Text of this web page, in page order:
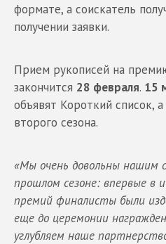
формате, а соискатель
получении заявки.
Прием рукописей на
закончится 28 февраля. 15
объявят Короткий список, а
второго сезона.
«Мы очень довольны нашим
прошлом сезоне: впервые в
премий финалисты были
еще до церемонии
углубляем наше